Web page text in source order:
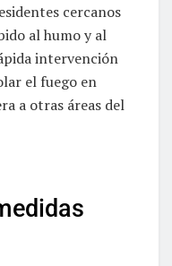
cercanos
al humo y al
intervención
el fuego en
a otras áreas del